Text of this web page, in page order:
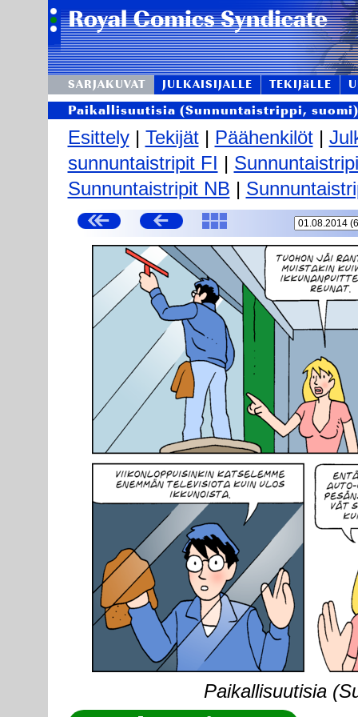
SARJAKUVAT JULKAISIJALLE TEKIJäLLE
Paikallisuutisia (Sunnuntaistrippi, suomi)
Esittely| Tekijät| Päähenkilöt|
sunnuntaistripit FI |
Sunnuntaistripit NB |
Paikallisuutisia